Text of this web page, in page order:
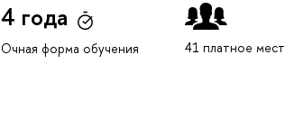
4 года
Очная форма обучения 41 платное